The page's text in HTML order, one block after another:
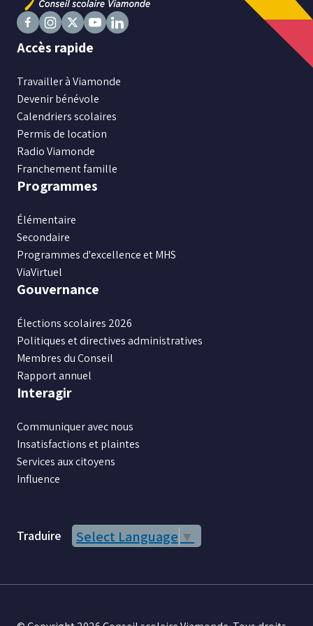
Suivez
sur
Facebook
Suivez
sur
Instagram
Suivez
nous
sur
X
Suivez
Youtube
sur
Accès rapide
Travailler à Viamonde
Devenir bénévole
Calendriers scolaires
Permis de location
Radio Viamonde
Franchement famille
Programmes
Élémentaire
Secondaire
Programmes d'excellence et MHS
ViaVirtuel
Gouvernance
Élections scolaires 2026
Politiques et directives administratives
Membres du Conseil
Rapport annuel
Interagir
Communiquer avec nous
Insatisfactions et plaintes
Services aux citoyens
Influence
Traduire Select Language ▼